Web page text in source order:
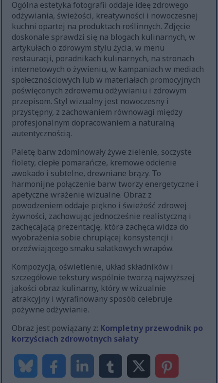
Ogólna estetyka fotografii oddaje ideę zdrowego
odżywiania, świeżości, kreatywności i nowoczesnej
kuchni opartej na produktach roślinnych. Zdjęcie
doskonale sprawdzi się na blogach kulinarnych, w
artykułach o zdrowym stylu życia, w menu
restauracji, poradnikach kulinarnych, na stronach
internetowych o żywieniu, w kampaniach w mediach
społecznościowych lub w materiałach promocyjnych
poświęconych zdrowemu odżywianiu i zdrowym
przepisom. Styl wizualny jest nowoczesny i
przystępny, z zachowaniem równowagi między
profesjonalnym dopracowaniem a naturalną
autentycznością.
Paletę barw zdominowały żywe zielenie, soczyste
fiolety, ciepłe pomarańcze, kremowe odcienie
awokado i subtelne, drewniane brązy. To
harmonijne połączenie barw tworzy energetyczne i
apetyczne wrażenie wizualne. Obraz z
powodzeniem oddaje piękno i świeżość zdrowej
żywności, zachowując jednocześnie realistyczną i
zachęcającą prezentację, która zachęca widza do
wyobrażenia sobie chrupiącej konsystencji i
orzeźwiającego smaku sałatkowych wrapów.
Kompozycja, oświetlenie, układ składników i
szczegółowe tekstury wspólnie tworzą najwyższej
jakości obraz kulinarny, który w wizualnie
atrakcyjny i wyrafinowany sposób celebruje
pożywne odżywianie.
Obraz jest powiązany z: Kompletny przewodnik po
korzyściach zdrowotnych sałaty